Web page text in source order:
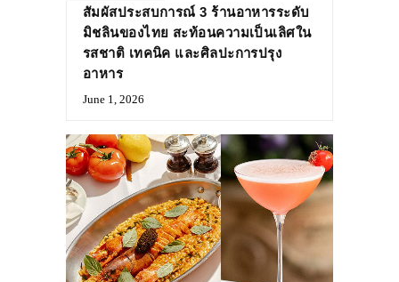
สัมผัสประสบการณ์ 3 ร้านอาหารระดับ
มิชลินของไทย สะท้อนความเป็นเลิศใน
รสชาติ เทคนิค และศิลปะการปรุง
อาหาร
June 1, 2026